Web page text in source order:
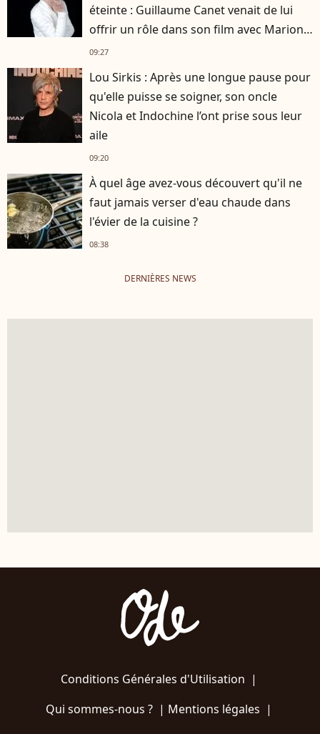
éteinte : Guillaume Canet venait de lui
offrir un rôle dans son film avec Marion
Cotillard
09:27
Lou Sirkis : Après une longue pause pour
qu'elle puisse se soigner, son oncle
Nicola et Indochine l’ont prise sous leur
aile
09:20
À quel âge avez-vous découvert qu'il ne
faut jamais verser d'eau chaude dans
l'évier de la cuisine ?
08:38
DERNIÈRES NEWS
Conditions Générales d'Utilisation |
Qui sommes-nous ?| Mentions légales |